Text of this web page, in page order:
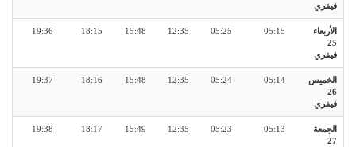
فيفري
الأربعاء
25
فيفري
05:15
05:25
12:35
15:48
18:15
19:36
الخميس
26
فيفري
05:14
05:24
12:35
15:48
18:16
19:37
الجمعة
27
05:13
05:23
12:35
15:49
18:17
19:38